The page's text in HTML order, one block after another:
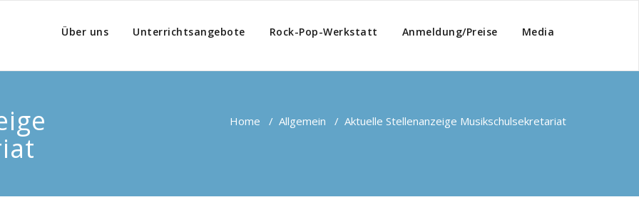
Über uns Unterrichtsangebote Rock-Pop-Werkstatt Anmeldung/Preise Media
Home / Allgemein / Aktuelle Stellenanzeige Musikschulsekretariat